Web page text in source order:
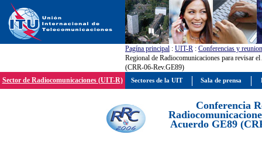
Pagína principal : UIT-R : Conferencias y
Regional de Radiocomunicaciones para revisar
(CRR-06-Rev.GE89)
Sector de Radiocomunicaciones (UIT-R)
Conferencia
Acuerdo GE89
Sectores de la UIT Sala de prensa